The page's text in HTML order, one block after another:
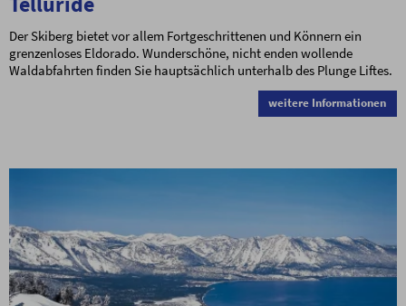
Der Skiberg bietet vor allem Fortgeschrittenen und Könnern ein
grenzenloses Eldorado. Wunderschöne, nicht enden wollende
Waldabfahrten finden Sie hauptsächlich unterhalb des Plunge Liftes.
weitere Informationen